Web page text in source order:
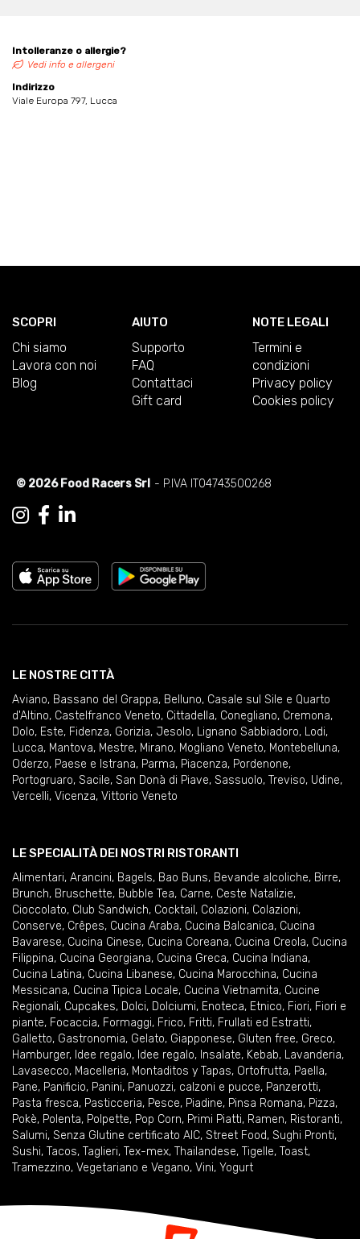
Intolleranze o allergie?
Vedi info e allergeni
Indirizzo
Viale Europa 797, Lucca
SCOPRI
Chi siamo
Lavora con noi
Blog
AIUTO
Supporto
FAQ
Contattaci
Gift card
NOTE LEGALI
Termini e
condizioni
Privacy policy
Cookies policy
© 2026 Food Racers Srl - P.IVA IT04743500268
LE NOSTRE CITTÀ
Aviano, Bassano del Grappa, Belluno, Casale sul Sile e Quarto
d'Altino, Castelfranco Veneto, Cittadella, Conegliano, Cremona,
Dolo, Este, Fidenza, Gorizia, Jesolo, Lignano Sabbiadoro, Lodi,
Lucca, Mantova, Mestre, Mirano, Mogliano Veneto, Montebelluna,
Oderzo, Paese e Istrana, Parma, Piacenza, Pordenone,
Portogruaro, Sacile, San Donà di Piave, Sassuolo, Treviso, Udine,
Vercelli, Vicenza, Vittorio Veneto
LE SPECIALITÀ DEI NOSTRI RISTORANTI
Alimentari, Arancini, Bagels, Bao Buns, Bevande alcoliche, Birre,
Brunch, Bruschette, Bubble Tea, Carne, Ceste Natalizie,
Cioccolato, Club Sandwich, Cocktail , Colazioni, Colazioni,
Conserve, Crêpes, Cucina Araba, Cucina Balcanica, Cucina
Bavarese, Cucina Cinese, Cucina Coreana, Cucina Creola, Cucina
Filippina, Cucina Georgiana, Cucina Greca, Cucina Indiana,
Cucina Latina, Cucina Libanese, Cucina Marocchina, Cucina
Messicana, Cucina Tipica Locale, Cucina Vietnamita, Cucine
Regionali, Cupcakes, Dolci, Dolciumi, Enoteca, Etnico, Fiori, Fiori e
piante, Focaccia, Formaggi, Frico, Fritti, Frullati ed Estratti,
Galletto, Gastronomia, Gelato, Giapponese, Gluten free, Greco,
Hamburger, Idee regalo, Idee regalo, Insalate, Kebab, Lavanderia,
Lavasecco, Macelleria, Montaditos y Tapas, Ortofrutta, Paella,
Pane, Panificio, Panini, Panuozzi, calzoni e pucce, Panzerotti,
Pasta fresca, Pasticceria, Pesce, Piadine, Pinsa Romana, Pizza,
Pokè, Polenta, Polpette, Pop Corn, Primi Piatti, Ramen, Ristoranti,
Salumi, Senza Glutine certificato AIC, Street Food, Sughi Pronti,
Sushi, Tacos, Taglieri, Tex-mex, Thailandese, Tigelle, Toast,
Tramezzino, Vegetariano e Vegano, Vini, Yogurt